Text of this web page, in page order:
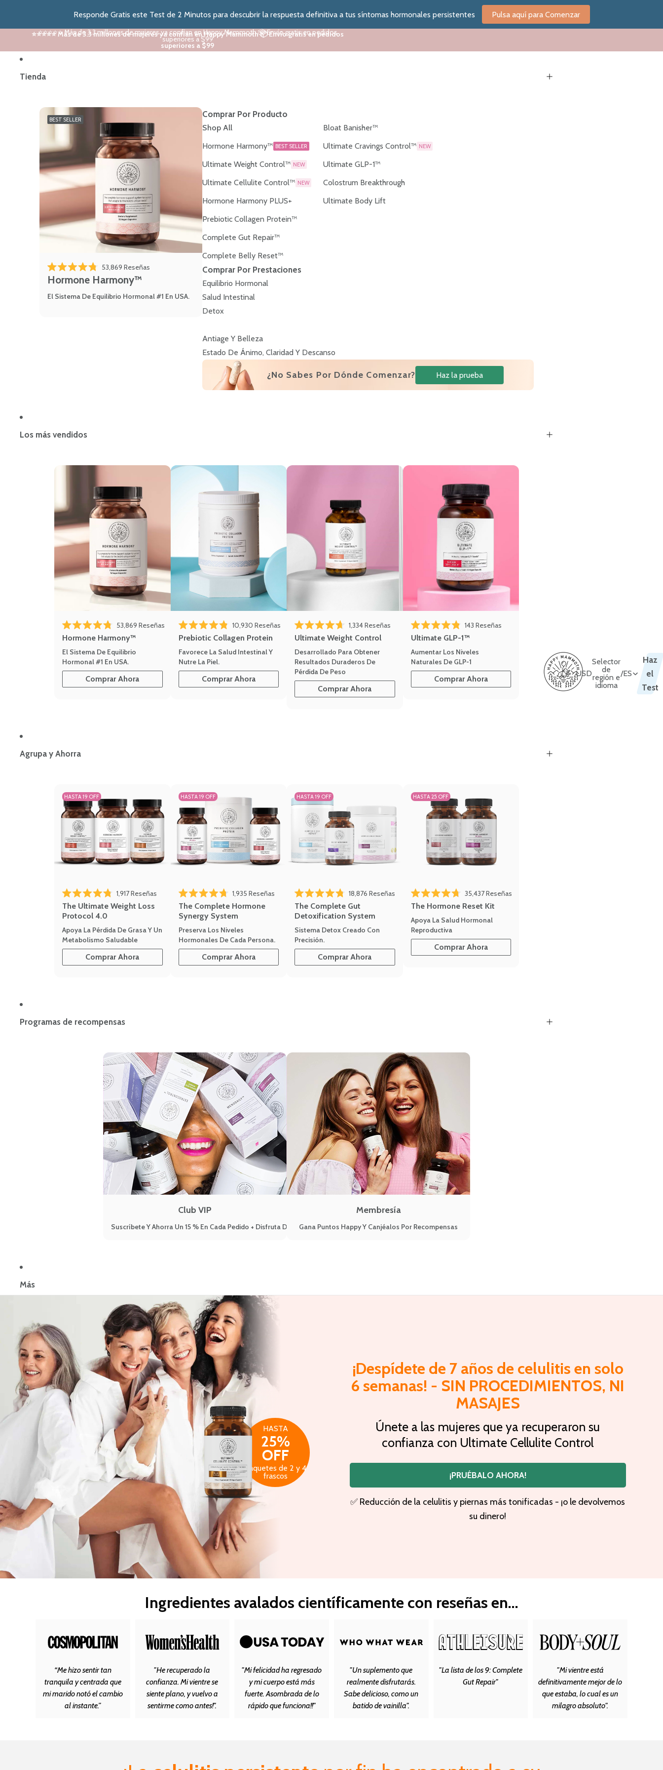
Responde Gratis este Test de 2 Minutos para descubrir la respuesta definitiva a tus síntomas hormonales persistentes Pulsa aquí para Comenzar
⭐⭐⭐⭐⭐ Más de 3.3 millones de mujeres ya confían en Happy Mammoth 📦 Envío gratis en pedidos
superiores a $99
⭐⭐⭐⭐⭐ Más de 3.3 millones de mujeres ya confían en Happy Mammoth 📦 Envío gratis en pedidos
superiores a $99
Tienda
BEST SELLER
Calificado 4.8 de 5 estrellas
53,869 ReseñasHaz clic para desplazarte a las reseñas
Hormone Harmony™
El Sistema De Equilibrio Hormonal #1 En USA.
Comprar Por Producto
Shop All
Hormone Harmony™ BEST SELLER
Ultimate Weight Control™ NEW
Ultimate Cellulite Control™ NEW
Hormone Harmony PLUS+
Prebiotic Collagen Protein™
Complete Gut Repair™
Complete Belly Reset™
Bloat Banisher™
Ultimate Cravings Control™ NEW
Ultimate GLP-1™
Colostrum Breakthrough
Ultimate Body Lift
Comprar Por Prestaciones
Equilibrio Hormonal
Salud Intestinal
Detox
Antiage Y Belleza
Estado De Ánimo, Claridad Y Descanso
¿No Sabes Por Dónde Comenzar? Haz la prueba
Los más vendidos
53,869 ReseñasHaz clic para desplazarte a las reseñas
Hormone Harmony™
El Sistema De Equilibrio
Hormonal #1 En USA.
Comprar Ahora
Calificado 4.8 de 5 estrellas
10,930 Reseñas Haz clic para desplazarte a las reseñas
Prebiotic Collagen Protein
Favorece La Salud Intestinal Y
Nutre La Piel.
Comprar Ahora
Calificado 4.7 de 5 estrellas
1,334ReseñasHaz clic para desplazarte a las reseñas
Ultimate Weight Control
Desarrollado Para Obtener
Resultados Duraderos De
Pérdida De Peso
Comprar Ahora
Calificado 4.8 de 5 estrellas
143 Reseñas
Ultimate GLP-1™
Aumentar Los Niveles
Naturales De GLP-1
Comprar Ahora
Agrupa y Ahorra
HASTA 19 OFF
Calificado 4.8 de 5 estrellas
1,917ReseñasHaz clic para desplazarte a las reseñas
The Ultimate Weight Loss
Protocol 4.0
Apoya La Pérdida De Grasa Y Un
Metabolismo Saludable
Comprar Ahora
HASTA 19 OFF
Calificado 4.7 de 5 estrellas
1,935 Reseñas Haz clic para desplazarte a las reseñas
The Complete Hormone
Synergy System
Preserva Los Niveles
Hormonales De Cada Persona.
Comprar Ahora
HASTA 19 OFF
Calificado 4.8 de 5 estrellas
18,876 ReseñasHaz clic para desplazarte a las reseñas
The Complete Gut
Detoxification System
Sistema Detox Creado Con
Precisión.
Comprar Ahora
HASTA 25 OFF
Calificado 4.7 de 5 estrellas
35,437Reseñas
The Hormone Reset Kit
Apoya La Salud Hormonal
Reproductiva
Comprar Ahora
Programas de recompensas
Club VIP
Suscríbete Y Ahorra Un 15 % En Cada Pedido + Disfruta De Ventajas VIP
Membresía
Gana Puntos Happy Y Canjéalos Por Recompensas
Más
USD
Selector
de
región e
idioma
/ES
Haz
el
Test
HASTA
25%
OFF
Paquetes de 2 y 4
frascos
¡Despídete de 7 años de celulitis en solo
6 semanas! - SIN PROCEDIMIENTOS, NI
MASAJES
Únete a las mujeres que ya recuperaron su
confianza con Ultimate Cellulite Control
¡PRUÉBALO AHORA!
✅ Reducción de la celulitis y piernas más tonificadas - ¡o le devolvemos
su dinero!
Ingredientes avalados científicamente con reseñas en...
“Me hizo sentir tan
tranquila y centrada que
mi marido notó el cambio
al instante.”
"He recuperado la
confianza. Mi vientre se
siente plano, y vuelvo a
sentirme como antes!".
"Mi felicidad ha regresado
y mi cuerpo está más
fuerte. Asombrada de lo
rápido que funciona!!"
"Un suplemento que
realmente disfrutarás.
Sabe delicioso, como un
batido de vainilla".
"La lista de los 9: Complete
Gut Repair"
"Mi vientre está
definitivamente mejor de lo
que estaba, lo cual es un
milagro absoluto".